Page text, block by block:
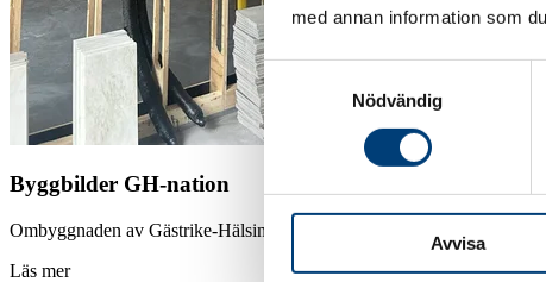
med annan information som
Samtyckesval
Nödvändig
Avvisa
Byggbilder GH-nation
Ombyggnaden av Gästrike-Hälsinge nation i Uppsala är i full gång.
Läs mer